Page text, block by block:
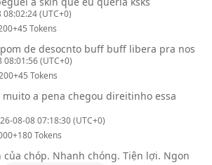
(UTC+0)
Tokens
de desocnto buff buff libera pra nos
08:01:56 (UTC+0)
Tokens
muito a pena chegou direitinho essa
08-08 07:18:30 (UTC+0)
Tokens
của chóp. Nhanh chóng. Tiện lợi. Ngon